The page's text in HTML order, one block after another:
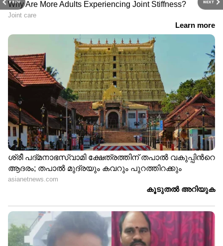
PREV NEXT